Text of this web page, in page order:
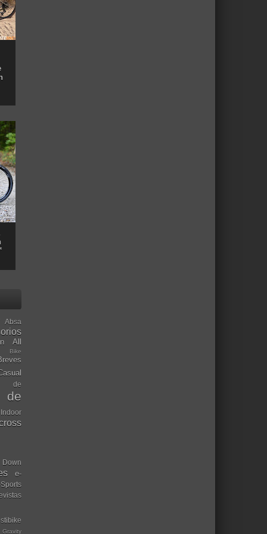
Absa
All
Bike
de
de
Down
e-
Gravity